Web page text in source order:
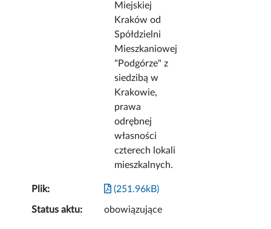
Miejskiej
Kraków od
Spółdzielni
Mieszkaniowej
"Podgórze" z
siedzibą w
Krakowie,
prawa
odrębnej
własności
czterech lokali
mieszkalnych.
Plik: (251.96kB)
Status aktu: obowiązujące